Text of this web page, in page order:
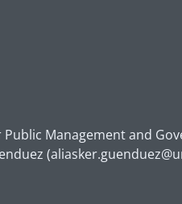
Management and